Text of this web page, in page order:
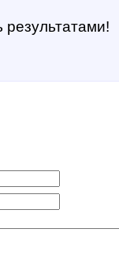
результатами!